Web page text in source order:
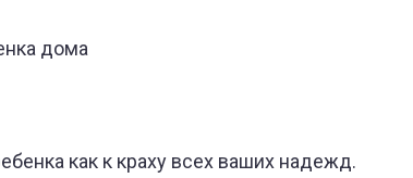
дома
как к краху всех ваших надежд.